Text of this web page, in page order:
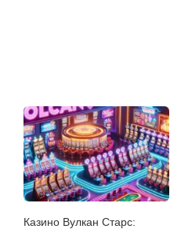
Казино Вулкан Старс: